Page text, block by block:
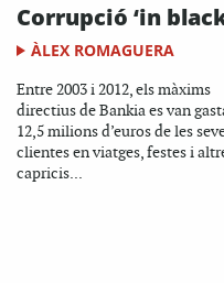
Corrupció ‘in
ÀLEX ROMAGUERA
Entre 2003 i 2012, els màxims
directius de Bankia es van
12,5 milions d’euros de les
clientes en viatges, festes i
capricis...